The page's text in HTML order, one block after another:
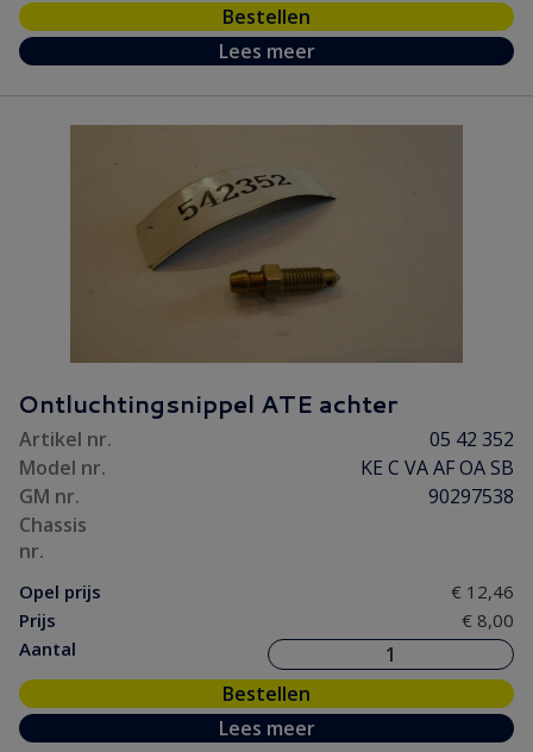
Bestellen
Lees meer
Ontluchtingsnippel ATE achter
Artikel nr.
05 42 352
Model nr.
KE C VA AF OA SB
GM nr.
90297538
Chassis
nr.
Opel prijs
€ 12,46
Prijs
€ 8,00
Aantal
Bestellen
Lees meer